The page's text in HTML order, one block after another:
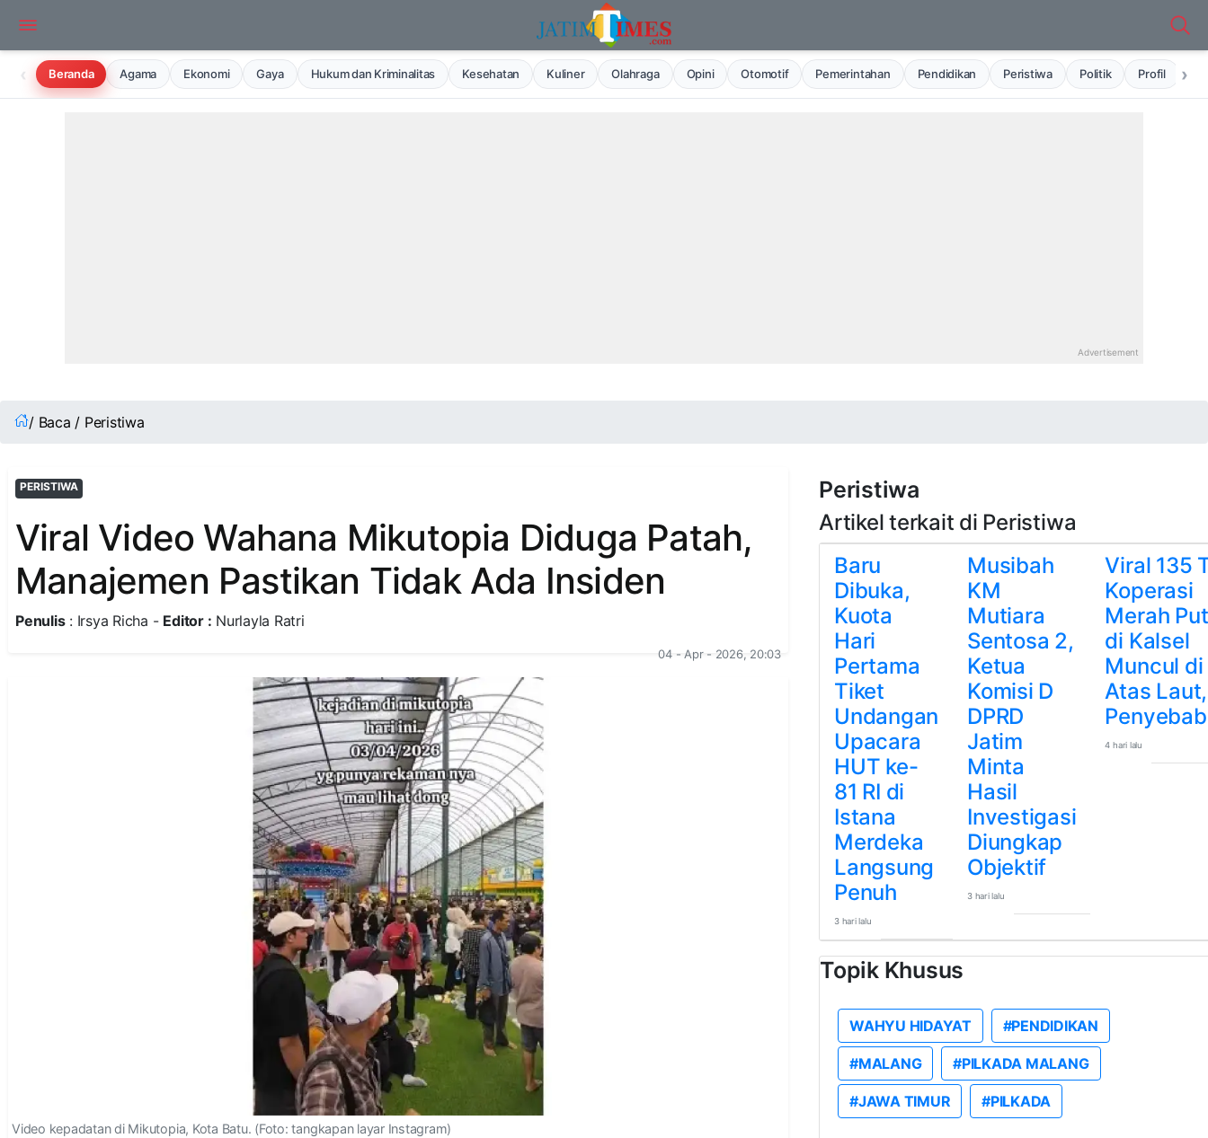
‹ Beranda Agama Ekonomi Gaya Hukum dan Kriminalitas Kesehatan Kuliner Olahraga Opini Otomotif Pemerintahan Pendidikan Peristiwa Politik Profil ›
/ Baca / Peristiwa
PERISTIWA
Viral Video Wahana Mikutopia Diduga Patah,
Manajemen Pastikan Tidak Ada Insiden
Penulis: Irsya Richa - Editor : Nurlayla Ratri
04 - Apr - 2026, 20:03
Video kepadatan di Mikutopia, Kota Batu. (Foto: tangkapan layar Instagram)
Peristiwa
Artikel terkait di Peristiwa
Baru
Dibuka,
Kuota
Hari
Pertama
Tiket
Undangan
Upacara
HUT ke-
81 RI di
Istana
Merdeka
Langsung
Penuh
3 hari lalu
Musibah
KM
Mutiara
Sentosa 2,
Ketua
Komisi D
DPRD
Jatim
Minta
Hasil
Investigasi
Diungkap
Objektif
3 hari lalu
Viral 135
Koperasi
Merah
di Kalsel
Muncul di
Atas
4 hari lalu
Topik Khusus
WAHYU HIDAYAT #PENDIDIKAN
#MALANG #PILKADA MALANG
#JAWA TIMUR #PILKADA